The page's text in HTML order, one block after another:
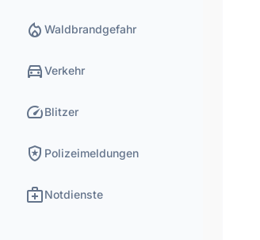
local_fire_department Waldbrandgefahr
directions_carVerkehr
speedBlitzer
local_police Polizeimeldungen
medical_servicesNotdienste